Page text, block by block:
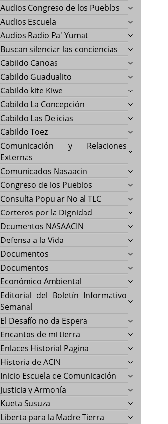
Audios Congreso de los Pueblos
Audios Escuela
Audios Radio Pa' Yumat
Buscan silenciar las conciencias
Cabildo Canoas
Cabildo Guadualito
Cabildo kite Kiwe
Cabildo La Concepción
Cabildo Las Delicias
Cabildo Toez
Comunicación y Relaciones
Externas
Comunicados Nasaacin
Congreso de los Pueblos
Consulta Popular No al TLC
Corteros por la Dignidad
Dcumentos NASAACIN
Defensa a la Vida
Documentos
Documentos
Económico Ambiental
Editorial del Boletín Informativo
Semanal
El Desafío no da Espera
Encantos de mi tierra
Enlaces Historial Pagina
Historia de ACIN
Inicio Escuela de Comunicación
Justicia y Armonía
Kueta Susuza
Liberta para la Madre Tierra